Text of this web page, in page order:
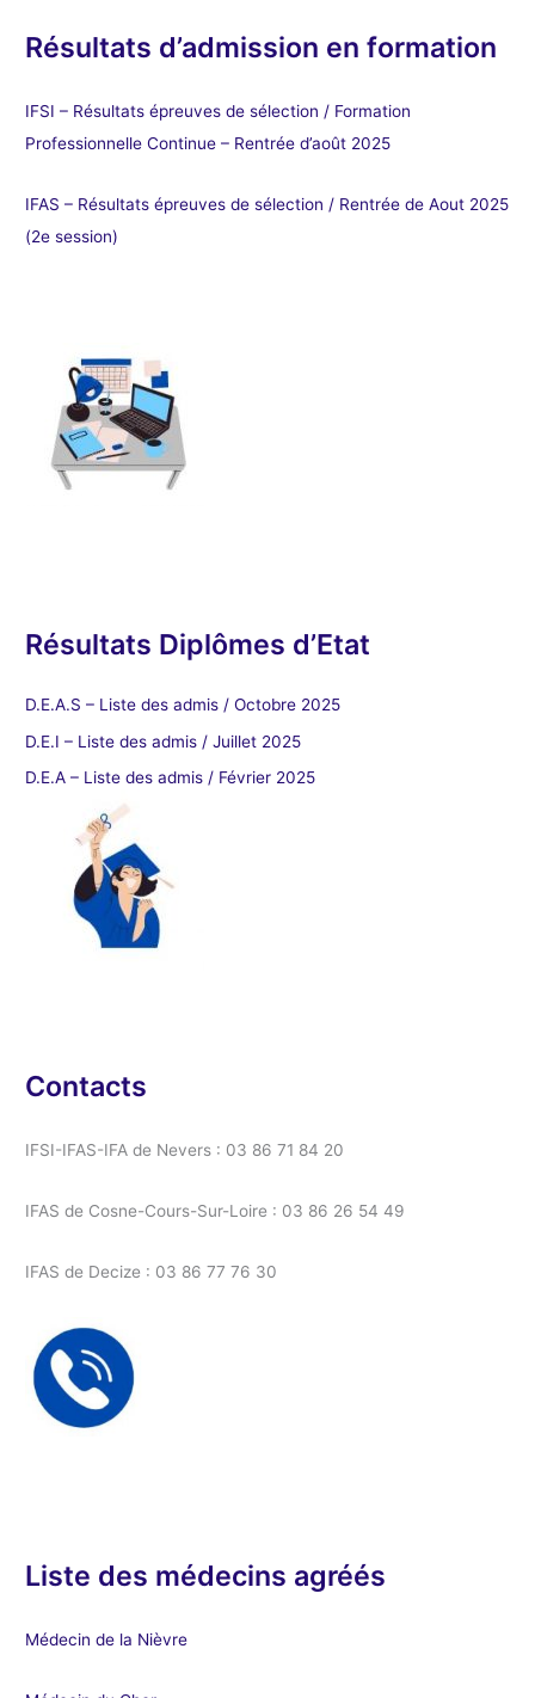
Résultats d’admission en formation
IFSI – Résultats épreuves de sélection / Formation
Professionnelle Continue – Rentrée d’août 2025
IFAS – Résultats épreuves de sélection / Rentrée de Aout 2025
(2e session)
Résultats Diplômes d’Etat
D.E.A.S – Liste des admis / Octobre 2025
D.E.I – Liste des admis / Juillet 2025
D.E.A – Liste des admis / Février 2025
Contacts
IFSI-IFAS-IFA de Nevers : 03 86 71 84 20
IFAS de Cosne-Cours-Sur-Loire : 03 86 26 54 49
IFAS de Decize : 03 86 77 76 30
Liste des médecins agréés
Médecin de la Nièvre